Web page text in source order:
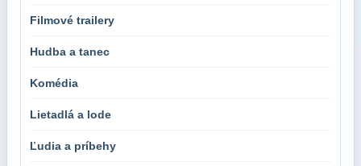
Filmové trailery
Hudba a tanec
Komédia
Lietadlá a lode
Ľudia a príbehy